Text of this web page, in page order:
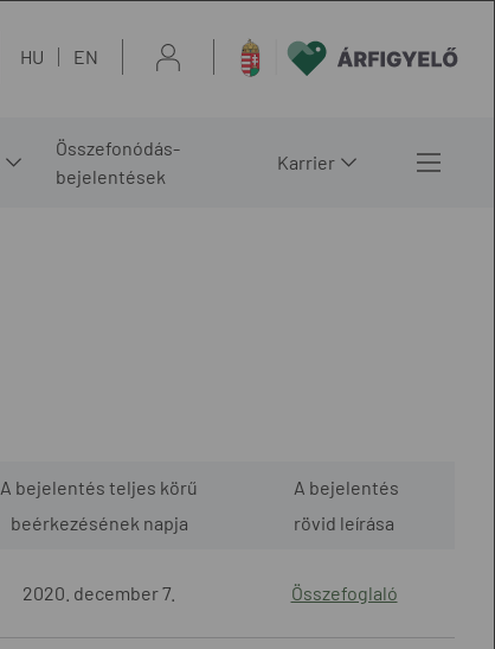
HU EN
Összefonódás-
bejelentések
Karrier
A bejelentés teljes körű
beérkezésének napja
A bejelentés
rövid leírása
2020. december 7. Összefoglaló